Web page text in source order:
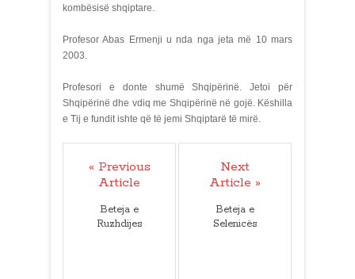
kombësisë shqiptare.
Profesor Abas Ermenji u nda nga jeta më 10 mars
2003.
Profesori e donte shumë Shqipërinë. Jetoi për
Shqipërinë dhe vdiq me Shqipërinë në gojë. Këshilla
e Tij e fundit ishte që të jemi Shqiptarë të mirë.
« Previous
Article
Beteja e
Ruzhdijes
Next
Article »
Beteja e
Selenicës